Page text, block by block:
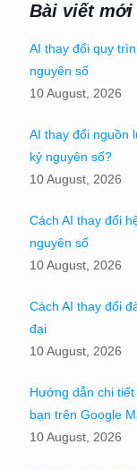
Bài viết mới
AI thay đổi quy
nguyên số
10 August, 2026
AI thay đổi nguồn
kỷ nguyên số?
10 August, 2026
Cách AI thay đổi
nguyên số
10 August, 2026
Cách AI thay đổi
đại
10 August, 2026
Hướng dẫn chi
bạn trên Google
10 August, 2026